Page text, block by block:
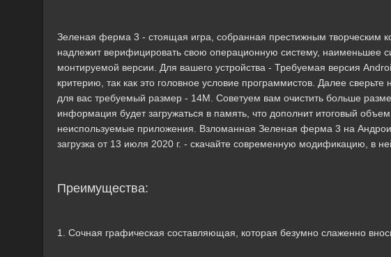
Зеленая ферма 3 - стоящая игра, собранная престижным творческим
надлежит верифицировать свою операционную систему, наименьшее
монтируемой версии. Для вашего устройства - Требуемая версия
критерию, так как это головное условие программистов. Далее
для вас требуемый размер - 14M. Советуем вам очистить больше
информация будет загружаться в память, что дополнит итоговый
неиспользуемые приложения. Взломанная Зеленая ферма 3 на
загрузка от 13 июля 2020 г. - скачайте современную модификацию, в
Преимущества:
1. Сочная графическая составляющая, которая безумно слаженно